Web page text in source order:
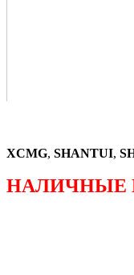
XCMG, SHANTUI,
НАЛИЧНЫЕ